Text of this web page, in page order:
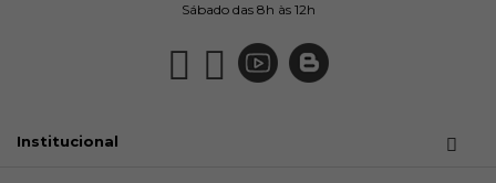
Sábado das 8h às 12h
Institucional